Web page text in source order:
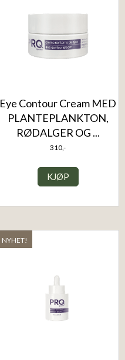
Eye Contour Cream MED
PLANTEPLANKTON,
RØDALGER OG ...
310,-
KJØP
NYHET!